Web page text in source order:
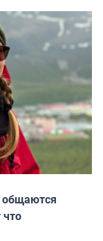
общаются
что